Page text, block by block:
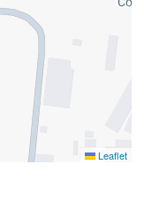
Leaflet